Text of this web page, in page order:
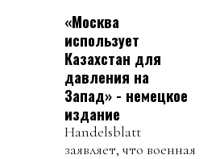
«Москва
использует
Казахстан для
давления на
Запад» - немецкое
издание
Handelsblatt
заявляет, что военная